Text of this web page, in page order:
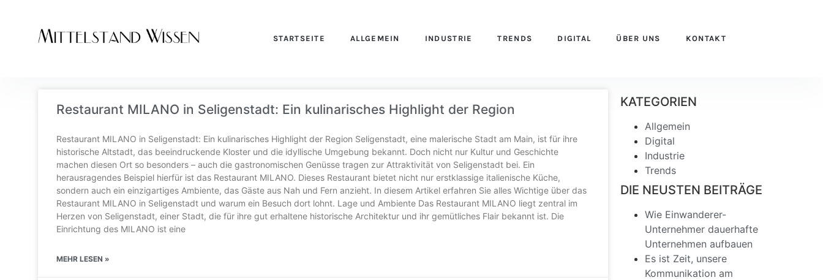
STARTSEITE ALLGEMEIN INDUSTRIE TRENDS DIGITAL ÜBER UNS KONTAKT
Restaurant MILANO in Seligenstadt: Ein kulinarisches Highlight der Region
Restaurant MILANO in Seligenstadt: Ein kulinarisches Highlight der Region Seligenstadt, eine malerische Stadt am Main, ist für ihre
historische Altstadt, das beeindruckende Kloster und die idyllische Umgebung bekannt. Doch nicht nur Kultur und Geschichte
machen diesen Ort so besonders – auch die gastronomischen Genüsse tragen zur Attraktivität von Seligenstadt bei. Ein
herausragendes Beispiel hierfür ist das Restaurant MILANO. Dieses Restaurant bietet nicht nur erstklassige italienische Küche,
sondern auch ein einzigartiges Ambiente, das Gäste aus Nah und Fern anzieht. In diesem Artikel erfahren Sie alles Wichtige über das
Restaurant MILANO in Seligenstadt und warum ein Besuch dort lohnt. Lage und Ambiente Das Restaurant MILANO liegt zentral im
Herzen von Seligenstadt, einer Stadt, die für ihre gut erhaltene historische Architektur und ihr gemütliches Flair bekannt ist. Die
Einrichtung des MILANO ist eine
MEHR LESEN »
KATEGORIEN
Allgemein
Digital
Industrie
Trends
DIE NEUSTEN BEITRÄGE
Wie Einwanderer-
Unternehmer dauerhafte
Unternehmen aufbauen
Es ist Zeit, unsere
Kommunikation am